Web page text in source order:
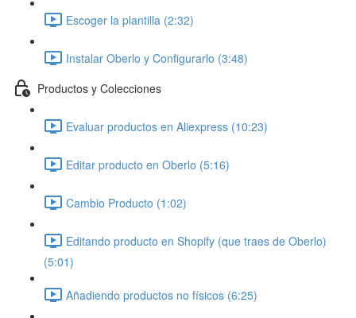
Escoger la plantilla (2:32)
Instalar Oberlo y Configurarlo (3:48)
Productos y Colecciones
Evaluar productos en Aliexpress (10:23)
Editar producto en Oberlo (5:16)
Cambio Producto (1:02)
Editando producto en Shopify (que traes de Oberlo)
(5:01)
Añadiendo productos no físicos (6:25)